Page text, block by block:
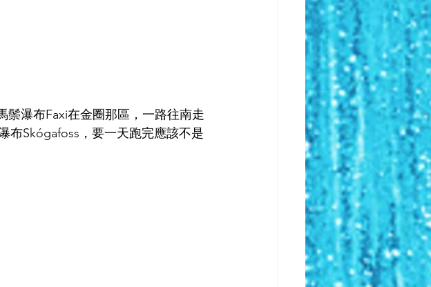
鬃瀑布Faxi在金圈那區，一路往南走
布Skógafoss，要一天跑完應該不是